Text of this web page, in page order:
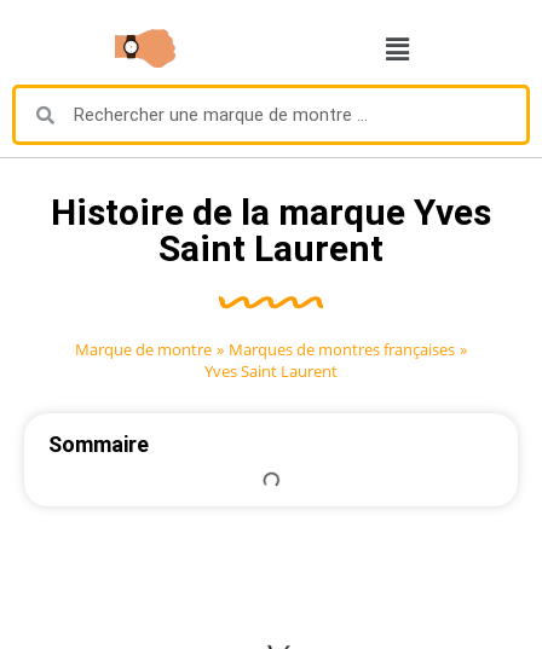
Histoire de la marque Yves
Saint Laurent
Marque de montre » Marques de montres françaises »
Yves Saint Laurent
Sommaire